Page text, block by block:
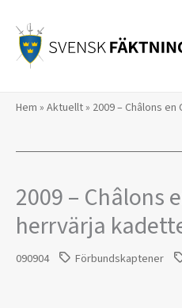
innehåll
Hem » Aktuellt» 2009 – Châlons
2009 – Châlons
herrvärja
090904 Förbundskaptener